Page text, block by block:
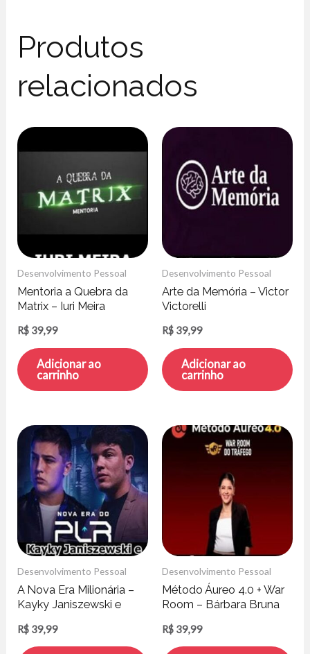
Produtos
relacionados
Desenvolvimento Pessoal
Mentoria a Quebra da
Matrix – Iuri Meira
R$ 39,99
Adicionar ao
carrinho
Desenvolvimento Pessoal
Arte da Memória – Victor
Victorelli
R$ 39,99
Adicionar ao
carrinho
Desenvolvimento Pessoal
A Nova Era Milionária –
Kayky Janiszewski e
R$ 39,99
Desenvolvimento Pessoal
Método Áureo 4.0 + War
Room – Bárbara Bruna
R$ 39,99